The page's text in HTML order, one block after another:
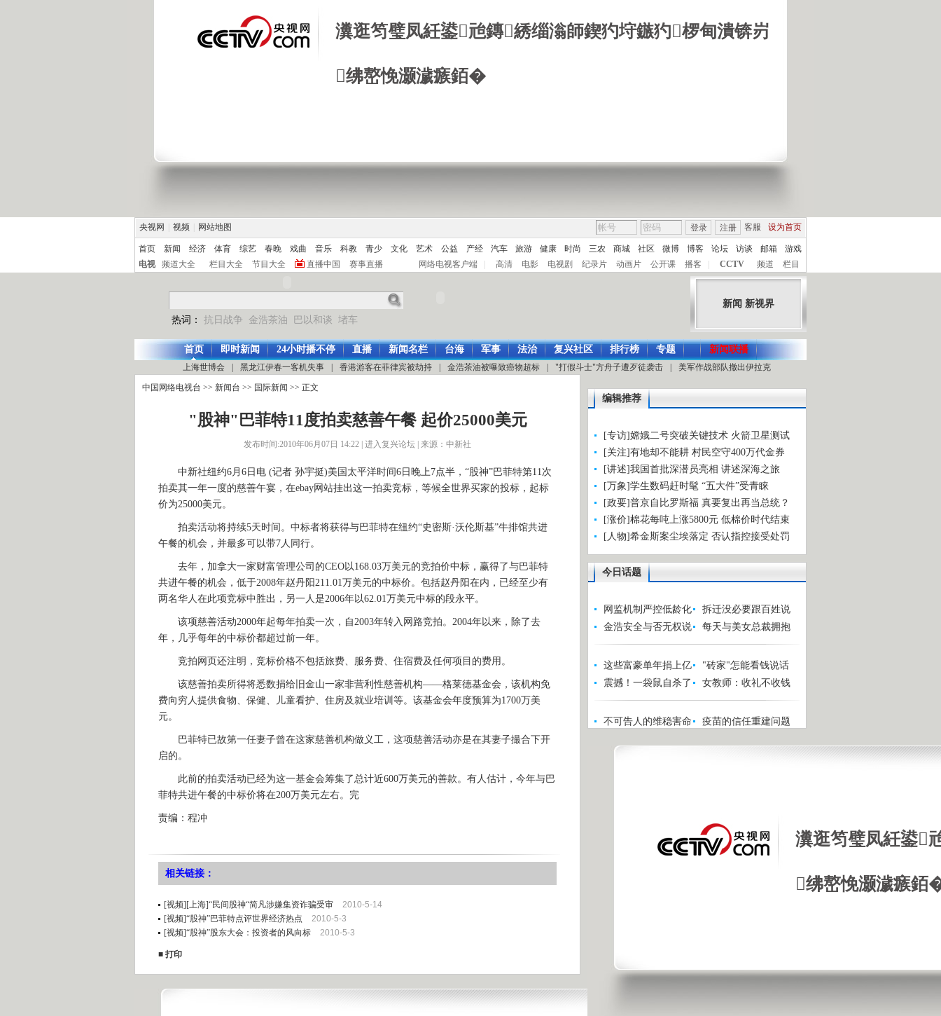
瀵逛笉璧凤紝鍙兘鏄綉缁滃師鍥犳垨鏃犳椤甸潰锛岃
绋嶅悗灏濊瘯銆�
央视网 视频 网站地图 客服 设为首页
登录 注册
首页 新闻 经济 体育 综艺 春晚 戏曲 音乐 科教 青少 文化 艺术 公益 产经 汽车 旅游 健康 时尚 三农 商城 社区 微博 博客 论坛 访谈 邮箱
游戏
电视
频道大全 栏目大全 节目大全 直播中国 赛事直播 网络电视客户端 高清 电影 电视剧 纪录片 动画片 公开课 播客 CCTV 频道 栏目
热词： 抗日战争 金浩茶油 巴以和谈 堵车
新闻 新视界
首页
上海世博会 黑龙江伊春一客机失事 香港游客在菲律宾被劫持 金浩茶油被曝致癌物超标 "打假斗士"方舟子遭歹徒袭击 美军作战部队撤出伊拉克
即时新闻 24小时播不停 直播 新闻名栏 台海 军事 法治 复兴社区 排行榜 专题 新闻联播
中国网络电视台 >> 新闻台 >> 国际新闻 >> 正文
"股神"巴菲特11度拍卖慈善午餐 起价25000美元
发布时间:2010年06月07日 14:22 | 进入复兴论坛 | 来源：中新社
中新社纽约6月6日电 (记者 孙宇挺)美国太平洋时间6日晚上7点半，“股神”巴菲特第11次
拍卖其一年一度的慈善午宴，在ebay网站挂出这一拍卖竞标，等候全世界买家的投标，起标
价为25000美元。
拍卖活动将持续5天时间。中标者将获得与巴菲特在纽约“史密斯·沃伦斯基”牛排馆共进
午餐的机会，并最多可以带7人同行。
去年，加拿大一家财富管理公司的CEO以168.03万美元的竞拍价中标，赢得了与巴菲特
共进午餐的机会，低于2008年赵丹阳211.01万美元的中标价。包括赵丹阳在内，已经至少有
两名华人在此项竞标中胜出，另一人是2006年以62.01万美元中标的段永平。
该项慈善活动2000年起每年拍卖一次，自2003年转入网路竞拍。2004年以来，除了去
年，几乎每年的中标价都超过前一年。
竞拍网页还注明，竞标价格不包括旅费、服务费、住宿费及任何项目的费用。
该慈善拍卖所得将悉数捐给旧金山一家非营利性慈善机构——格莱德基金会，该机构免
费向穷人提供食物、保健、儿童看护、住房及就业培训等。该基金会年度预算为1700万美
元。
巴菲特已故第一任妻子曾在这家慈善机构做义工，这项慈善活动亦是在其妻子撮合下开
启的。
此前的拍卖活动已经为这一基金会筹集了总计近600万美元的善款。有人估计，今年与巴
菲特共进午餐的中标价将在200万美元左右。完
责编：程冲
相关链接：
[视频][上海]“民间股神“简凡涉嫌集资诈骗受审
2010-5-14
[视频]“股神”巴菲特点评世界经济热点
2010-5-3
[视频]“股神”股东大会：投资者的风向标
2010-5-3
■ 打印
编辑推荐
[专访]嫦娥二号突破关键技术 火箭卫星测试
[关注]有地却不能耕 村民空守400万代金券
[讲述]我国首批深潜员亮相 讲述深海之旅
[万象]学生数码赶时髦 “五大件”受青睐
[政要]普京自比罗斯福 真要复出再当总统？
[涨价]棉花每吨上涨5800元 低棉价时代结束
[人物]希金斯案尘埃落定 否认指控接受处罚
今日话题
网监机制严控低龄化
拆迁没必要跟百姓说
金浩安全与否无权说
每天与美女总裁拥抱
这些富豪单年捐上亿
"砖家"怎能看钱说话
震撼！一袋鼠自杀了
女教师：收礼不收钱
不可告人的维稳害命 疫苗的信任重建问题
瀵逛笉璧凤紝鍙
绋嶅悗灏濊瘯銆